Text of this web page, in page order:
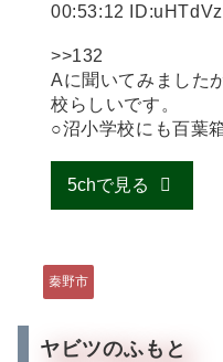
00:53:12
>>132
Aに聞いてみました
校らしいです。
○沼小学校にも百葉
5chで見る
秦野市
ヤビツのふもと